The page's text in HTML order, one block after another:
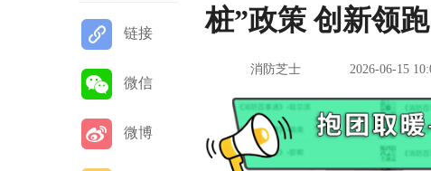
链接
微信
微博
桩”政策 创新领跑
消防芝士 2026-06-15